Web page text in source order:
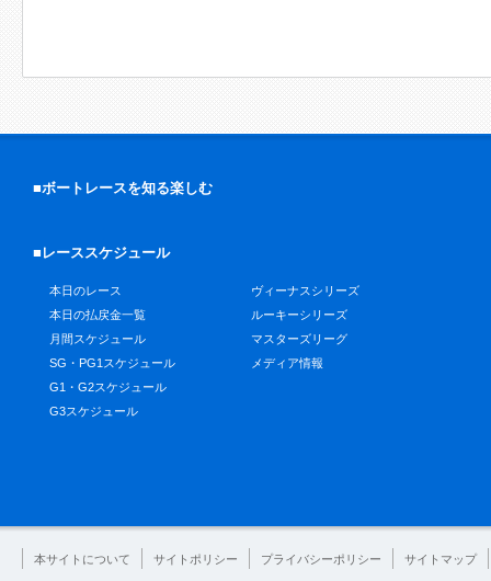
■ボートレースを知る楽しむ
■レーススケジュール
本日のレース
本日の払戻金一覧
月間スケジュール
SG・PG1スケジュール
G1・G2スケジュール
G3スケジュール
ヴィーナスシリーズ
ルーキーシリーズ
マスターズリーグ
メディア情報
本サイトについて サイトポリシー プライバシーポリシー サイトマップ